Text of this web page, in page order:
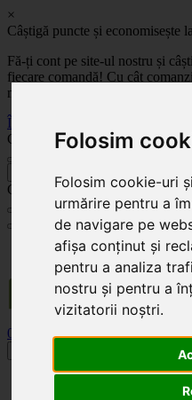
Folosim
Folosim cookie-uri
urmărire pentru a
de navigare pe
afișa conținut și
pentru a analiza
nostru și pentru a
vizitatorii noștri.
×
Câștigă puncte și economisește
Fă-ți cont pe site-ul nostru și
fiecare comandă! Cu cât
mult!
Înregistrează-te acum
Celoplast
Celoplast
Transportul este GRATUIT pentru
valoare de 100 Lei.
0